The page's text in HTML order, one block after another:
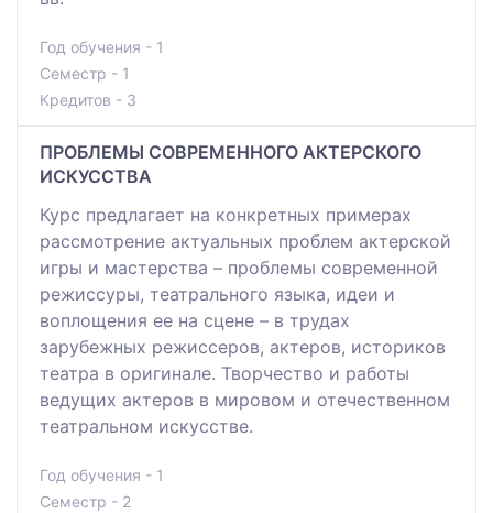
Год обучения - 1
Семестр - 1
Кредитов - 3
ПРОБЛЕМЫ СОВРЕМЕННОГО АКТЕРСКОГО
ИСКУССТВА
Курс предлагает на конкретных примерах
рассмотрение актуальных проблем актерской
игры и мастерства – проблемы современной
режиссуры, театрального языка, идеи и
воплощения ее на сцене – в трудах
зарубежных режиссеров, актеров, историков
театра в оригинале. Творчество и работы
ведущих актеров в мировом и отечественном
театральном искусстве.
Год обучения - 1
Семестр - 2